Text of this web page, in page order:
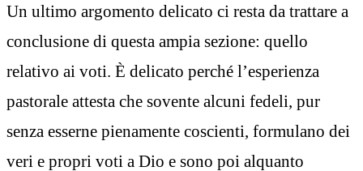
Un ultimo argomento delicato ci resta da trattare a
conclusione di questa ampia sezione: quello
relativo ai voti. È delicato perché l’esperienza
pastorale attesta che sovente alcuni fedeli, pur
senza esserne pienamente coscienti, formulano dei
veri e propri voti a Dio e sono poi alquanto